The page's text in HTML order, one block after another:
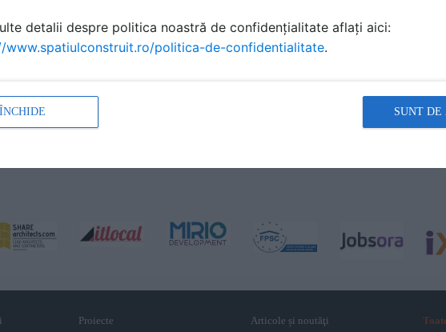
Proiecte Articole și noutăţi
detalii despre politica noastră de confidențialitate aflați aici:
www.spatiulconstruit.ro/politica-de-confidentialitate.
ÎNCHIDE SUNT DE